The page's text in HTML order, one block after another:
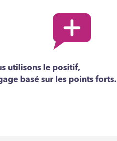
utilisons le positif,
basé sur les points forts.